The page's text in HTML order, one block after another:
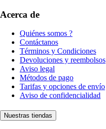
Acerca de
Quiénes somos ?
Contáctanos
Términos y Condiciones
Devoluciones y reembolsos
Aviso legal
Métodos de pago
Tarifas y opciones de envío
Aviso de confidencialidad
Nuestras tiendas